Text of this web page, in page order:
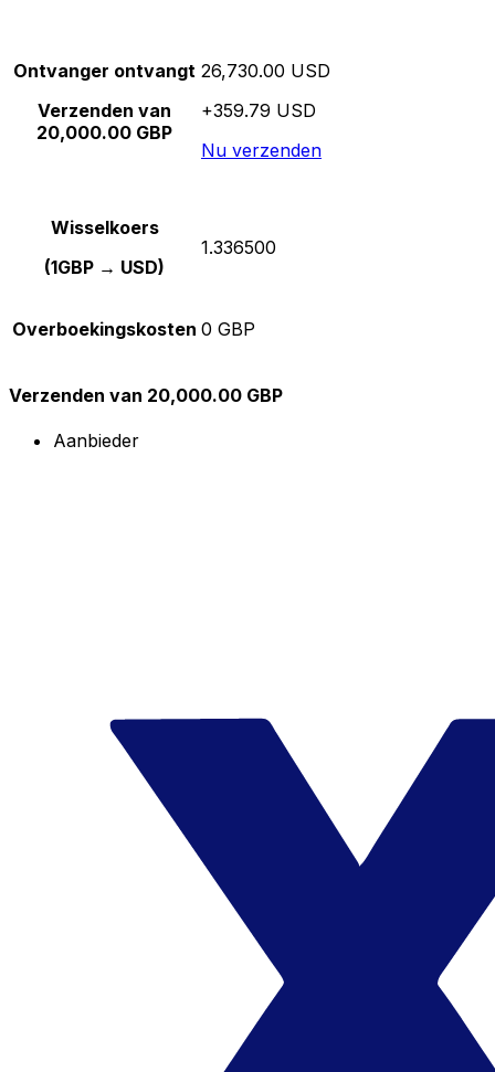
Ontvanger ontvangt
Verzenden van
20,000.00 GBP
26,730.00 USD
+359.79 USD
Nu verzenden
Wisselkoers
(1GBP → USD)
1.336500
Overboekingskosten 0 GBP
Verzenden van 20,000.00 GBP
Aanbieder